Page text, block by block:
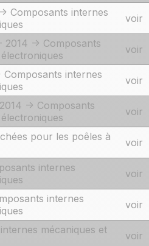
Composants internes
voir
2014 -> Composants
voir
internes
voir
-> Composants
voir
pour les poêles à
voir
internes
voir
internes
voir
mécaniques et
voir